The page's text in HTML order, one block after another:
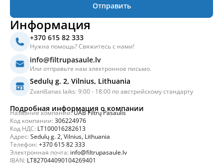
Отправить
Информация
+370 615 82 333
Нужна помощь? Свяжитесь с нами!
info@filtrupasaule.lv
Или отправьте нам электронное письмо.
Sedulų g. 2, Vilnius, Lithuania
Zvanīšanas laiks: 9:00 - 18:00 по австрийскому стандарту
Подробная информация о компании
Название компании:UAB Filtrų Pasaulis
Код компании: 306224976
Код НДС: LT100016282613
Адрес: Sedulų g. 2, Vilnius, Lithuania
Телефон: +370 615 82 333
Электронная почта: info@filtrupasaule.lv
IBAN: LT827044090104269401